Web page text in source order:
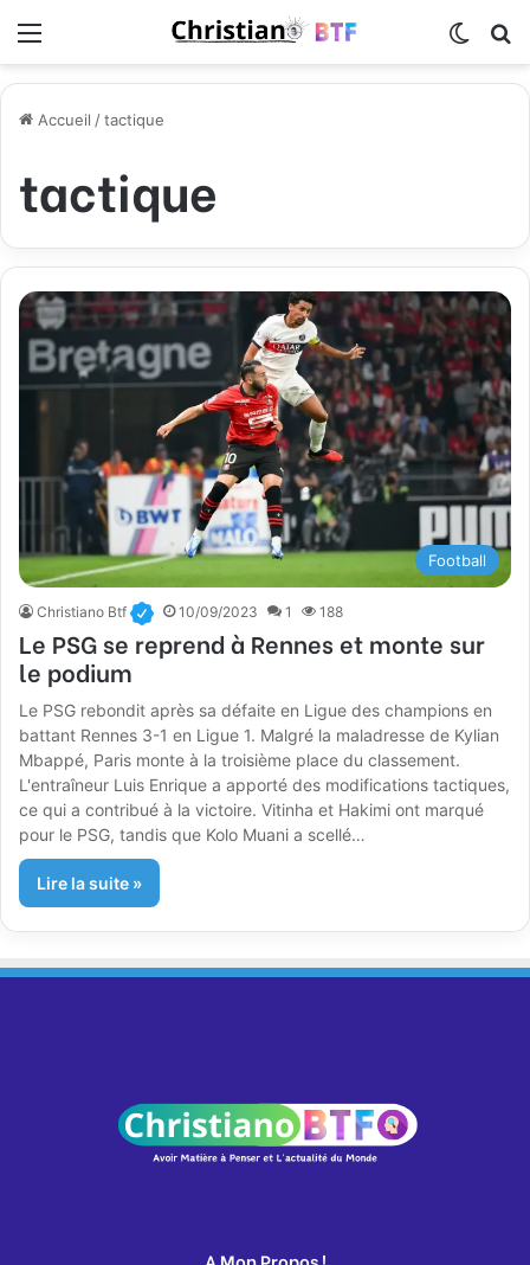
Accueil /tactique
tactique
Football
Christiano Btf 10/09/2023 1 188
Le PSG se reprend à Rennes et monte sur
le podium
Le PSG rebondit après sa défaite en Ligue des champions en
battant Rennes 3-1 en Ligue 1. Malgré la maladresse de Kylian
Mbappé, Paris monte à la troisième place du classement.
L'entraîneur Luis Enrique a apporté des modifications tactiques,
ce qui a contribué à la victoire. Vitinha et Hakimi ont marqué
pour le PSG, tandis que Kolo Muani a scellé…
Lire la suite »